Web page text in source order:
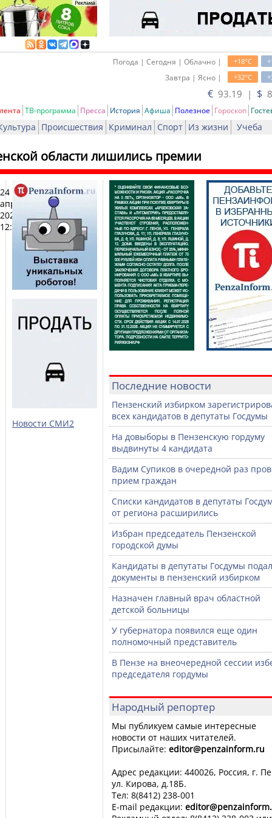
+18oC
Погода | Сегодня | Облачно |
+32oC
Завтра | Ясно |
€ 93.19 | $
ТВ-программа Пресса История Афиша Полезное Гороскоп
Происшествия Криминал Спорт Из жизни Учеба
области лишились премии
24
апреля
2025,
12:07
Печать
Новости СМИ2
Последние новости
Пензенский избирком
всех кандидатов в депутаты Госдумы
На довыборы в Пензенскую гордуму
выдвинуты 4 кандидата
Вадим Супиков в очередной раз
прием граждан
Списки кандидатов в депутаты
от региона расширились
Избран председатель Пензенской
городской думы
Кандидаты в депутаты Госдумы
документы в пензенский избирком
Назначен главный врач областной
детской больницы
У губернатора появился еще один
полномочный представитель
В Пензе на внеочередной сессии
председателя гордумы
Народный репортер
Мы публикуем самые интересные
новости от наших читателей.
Присылайте: editor@penzainform.ru
Адрес редакции: 440026, Россия, г.
ул. Кирова, д.18Б.
Тел: 8(8412) 238-001
E-mail редакции: editor